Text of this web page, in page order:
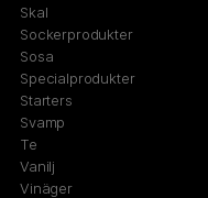
Skal
Sockerprodukter
Sosa
Specialprodukter
Starters
Svamp
Te
Vanilj
Vinäger